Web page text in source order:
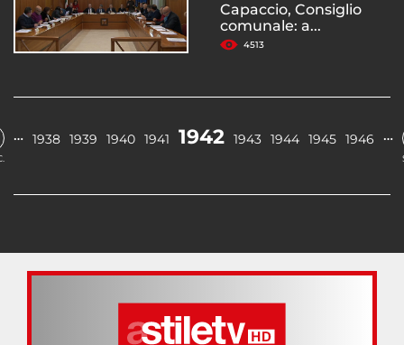
Capaccio, Consiglio
comunale: a...
4513
… 1938 1939 1940 1941 1942 1943 1944 1945 1946 …